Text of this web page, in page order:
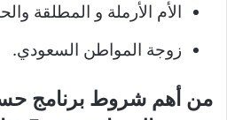
الأم الأرملة و المطلقة
زوجة المواطن السعودي.
من أهم شروط برنامج